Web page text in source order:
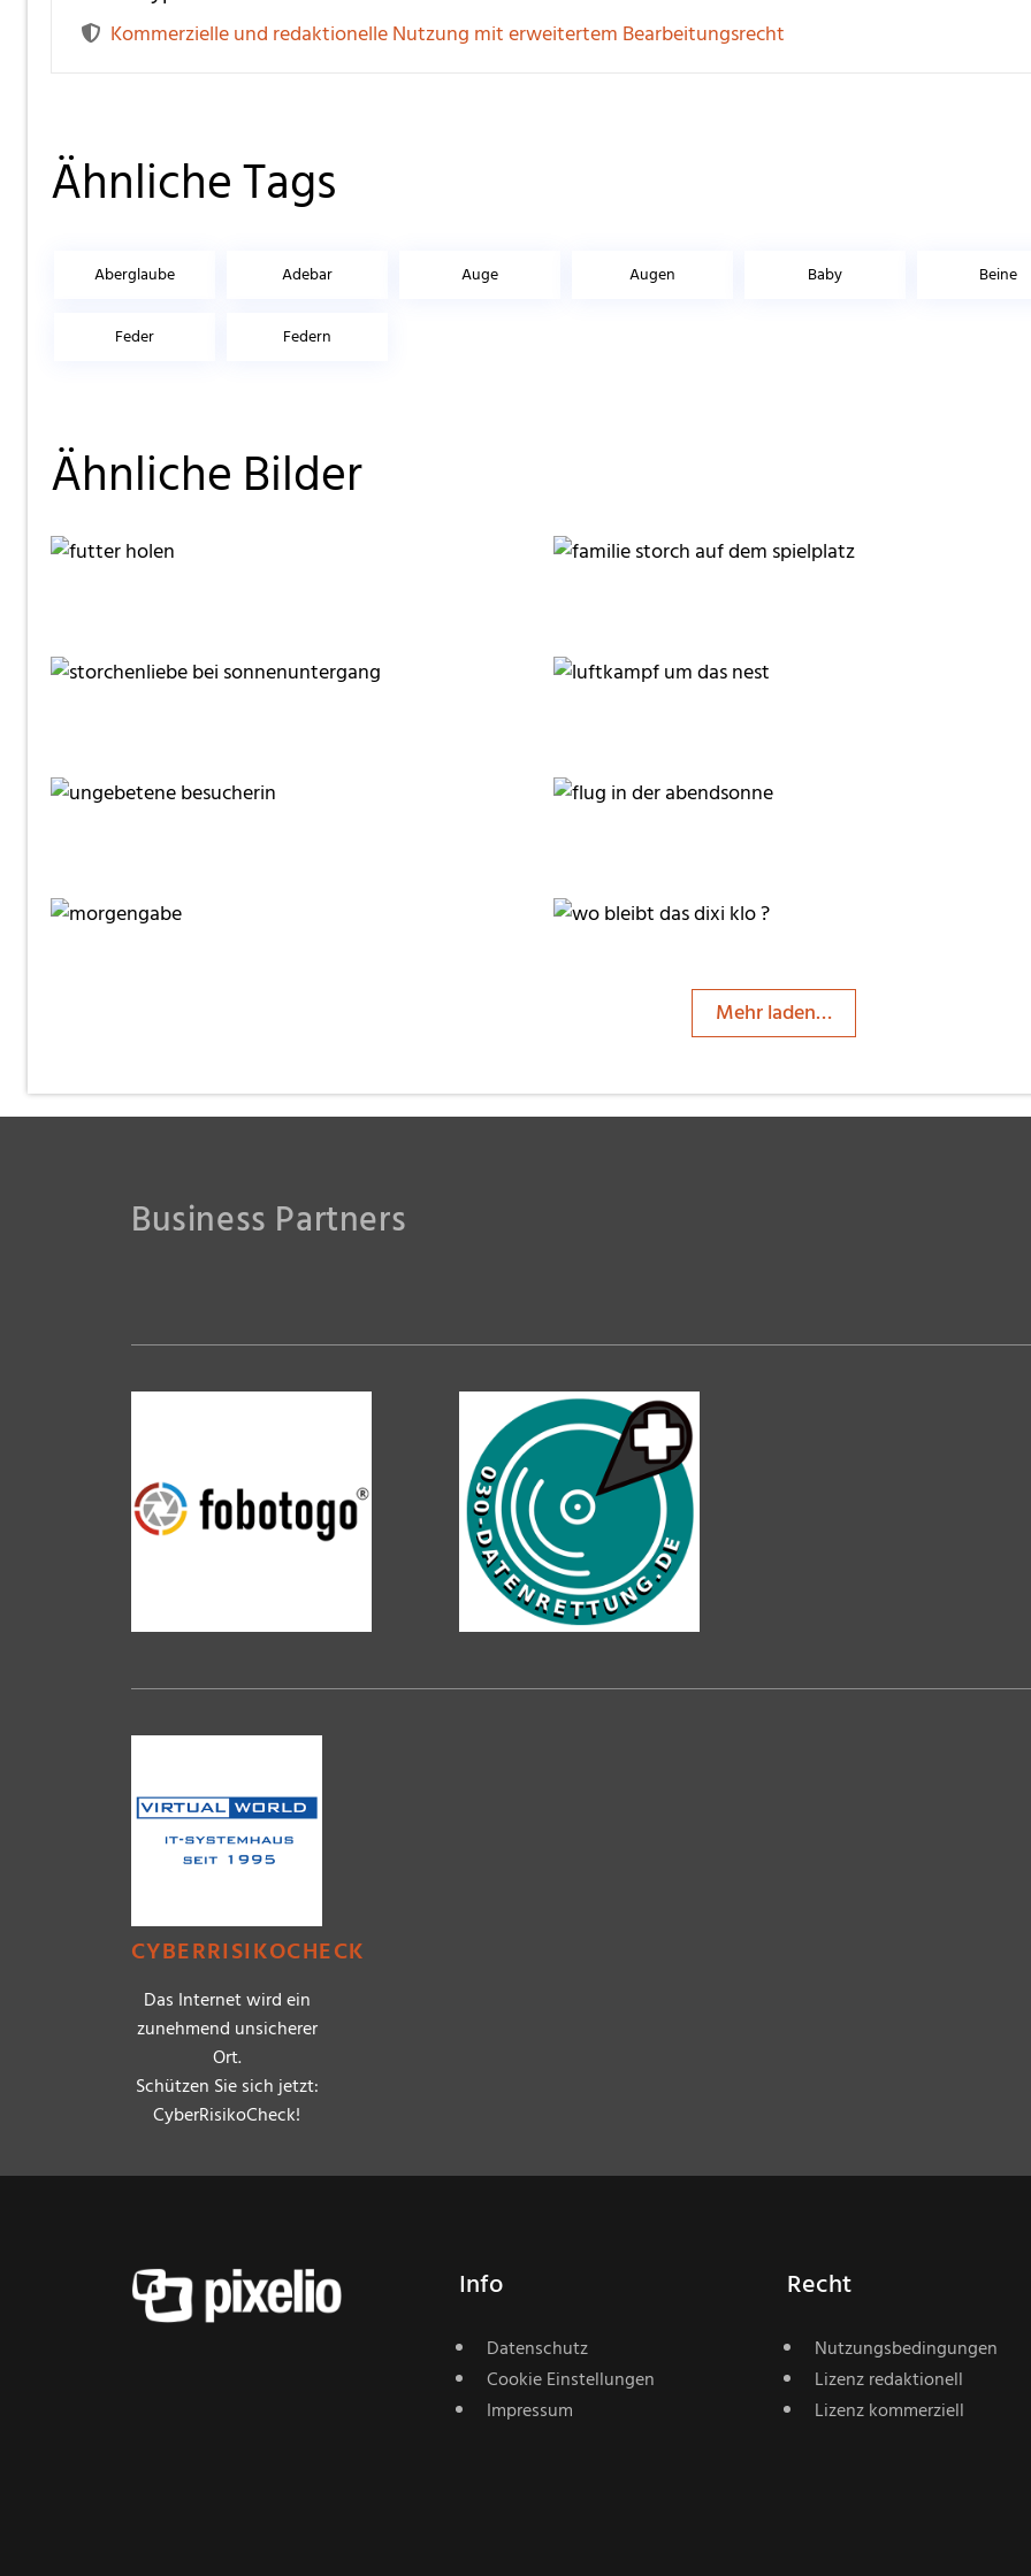
Kommerzielle und redaktionelle Nutzung mit erweitertem Bearbeitungsrecht
Ähnliche Tags
Aberglaube Adebar Auge Augen Baby Beine
Feder Federn
Ähnliche Bilder
moorhenne moorhenne
Mehr laden…
Business Partners
CYBERRISIKOCHECK
Das Internet wird ein
zunehmend unsicherer
Ort.
Schützen Sie sich jetzt:
CyberRisikoCheck!
Info
Datenschutz
Cookie Einstellungen
Impressum
Recht
Nutzungsbedingungen
Lizenz redaktionell
Lizenz kommerziell